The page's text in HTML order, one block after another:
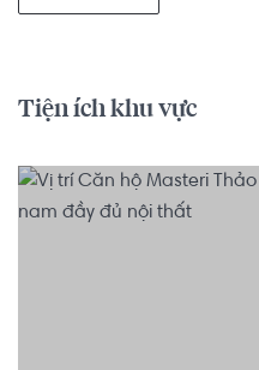
Tiện ích khu vực